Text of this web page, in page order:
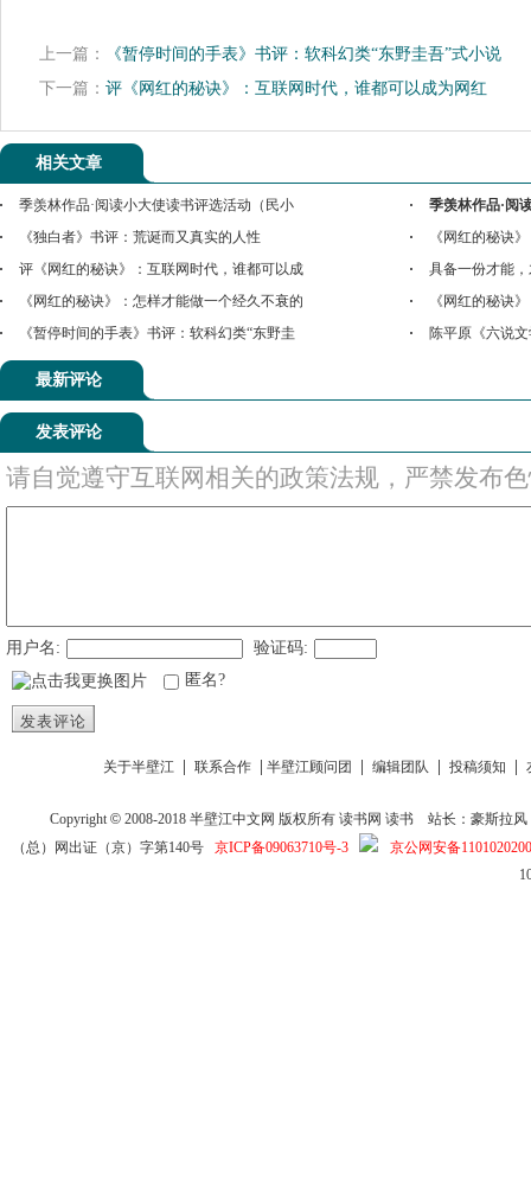
上一篇：
《暂停时间的手表》书评：软科幻类“东野圭吾”式小说
下一篇： 评《网红的秘诀》：互联网时代，谁都可以成为网红
相关文章
季羡林作品·阅读小大使读书评选活动（民小
季羡林作品·阅
《独白者》书评：荒诞而又真实的人性
《网红的秘诀
评《网红的秘诀》：互联网时代，谁都可以成
具备一份才能
《网红的秘诀》：怎样才能做一个经久不衰的
《网红的秘诀
《暂停时间的手表》书评：软科幻类“东野圭
陈平原《六说
最新评论
发表评论
请自觉遵守互联网相关的政策法规，严禁发布
用户名:
验证码:
匿名?
发表评论
关于半壁江 联系合作 半壁江顾问团 编辑团队 投稿须知
Copyright © 2008-2018半壁江中文网 版权所有读书网 读书
站长：豪斯拉风
（总）网出证（京）字第140号 京ICP备09063710号-3
京公网安备